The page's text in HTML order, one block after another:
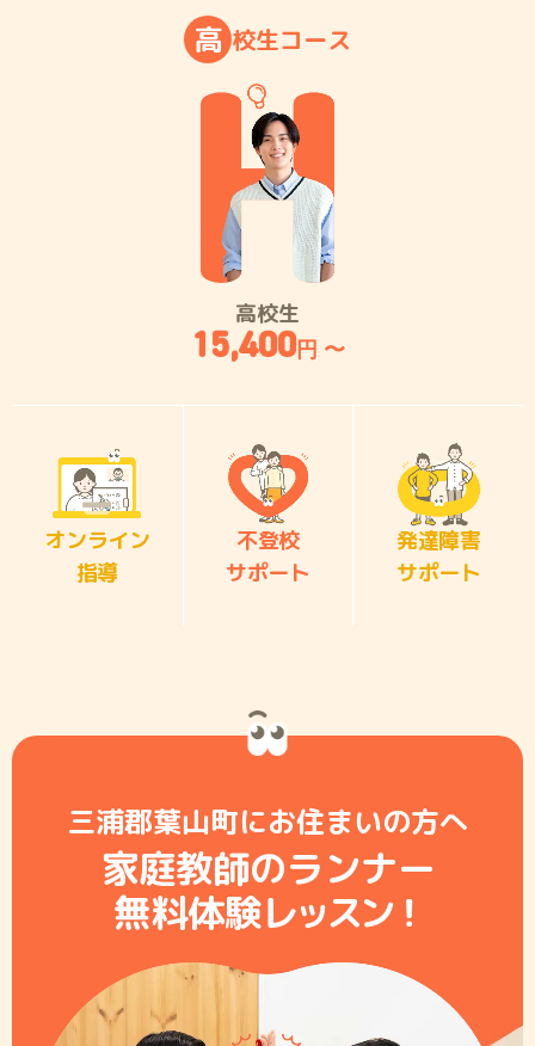
高 校生コース
高校生
15,400円 〜
オンライン
指導
不登校
サポート
発達障害
サポート
三浦郡葉山町にお住まいの方へ
家庭教師のランナー
無料体験レッスン！